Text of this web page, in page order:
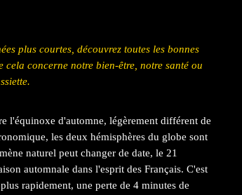
plus courtes, découvrez toutes les bonnes
concerne notre bien-être, notre santé ou
l'équinoxe d'automne, légèrement différent de
les deux hémisphères du globe sont
naturel peut changer de date, le 21
automnale dans l'esprit des Français. C'est
rapidement, une perte de 4 minutes de